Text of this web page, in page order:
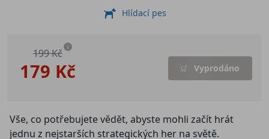
179 Kč
199 Kč i
Vyprodáno
Hlídací pes
Vše, co potřebujete vědět, abyste mohli začít hrát
jednu z nejstarších strategických her na světě.